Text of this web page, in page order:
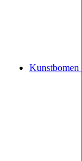
Kunstbomen